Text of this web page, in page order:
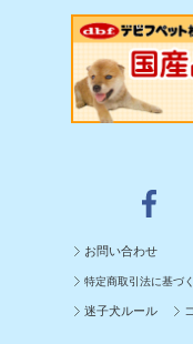
お問い合わせ
特定商取引法に基づ
迷子犬ルール